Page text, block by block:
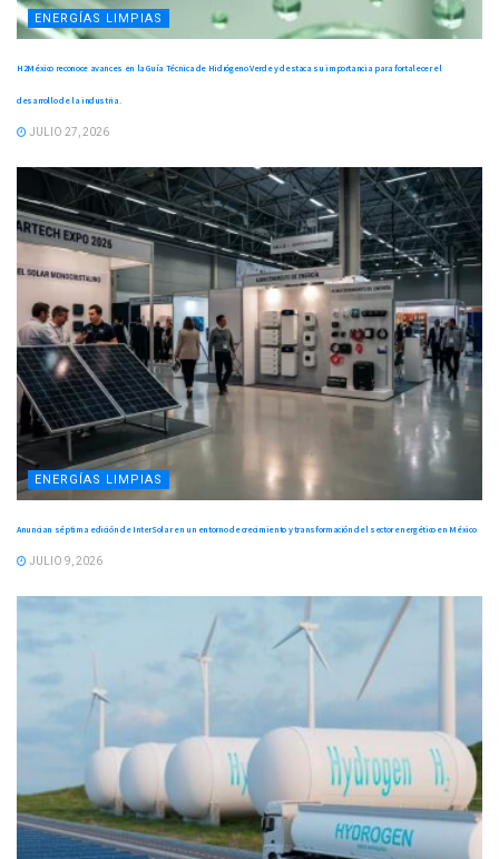
ENERGÍAS LIMPIAS
H2México reconoce avances en la Guía Técnica de Hidrógeno Verde y destaca su importancia para fortalecer el
desarrollo de la industria.
JULIO 27, 2026
ENERGÍAS LIMPIAS
Anuncian séptima edición de InterSolar en un entorno de crecimiento y transformación del sector energético en México
JULIO 9, 2026